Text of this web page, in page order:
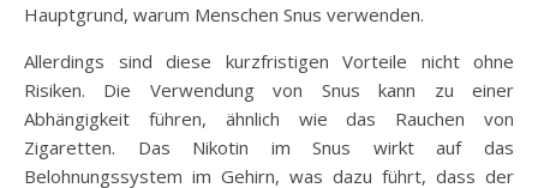
Hauptgrund, warum Menschen Snus verwenden.
Allerdings sind diese kurzfristigen Vorteile nicht ohne
Risiken. Die Verwendung von Snus kann zu einer
Abhängigkeit führen, ähnlich wie das Rauchen von
Zigaretten. Das Nikotin im Snus wirkt auf das
Belohnungssystem im Gehirn, was dazu führt, dass der